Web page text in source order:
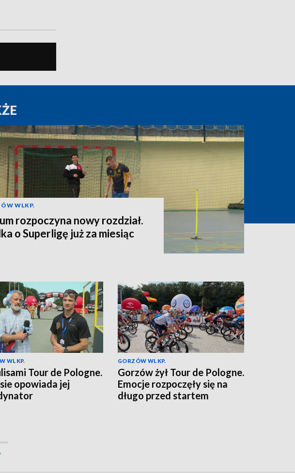
WLKP.
rozpoczyna nowy rozdział.
o Superligę już za miesiąc
WLKP.
Tour de Pologne.
opowiada jej
GORZÓW WLKP.
Gorzów żył Tour de Pologne.
Emocje rozpoczęły się na
długo przed startem